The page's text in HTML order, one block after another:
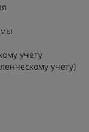
учету
учету)